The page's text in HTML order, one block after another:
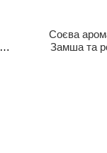
Соєва
Замша та